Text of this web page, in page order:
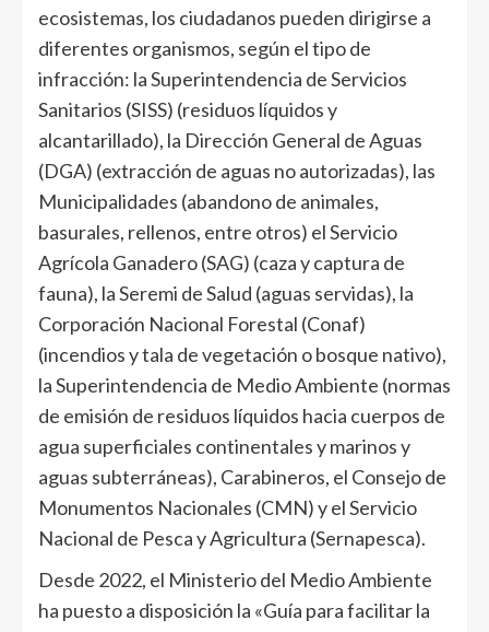
ecosistemas, los ciudadanos pueden dirigirse a
diferentes organismos, según el tipo de
infracción: la Superintendencia de Servicios
Sanitarios (SISS) (residuos líquidos y
alcantarillado), la Dirección General de Aguas
(DGA) (extracción de aguas no autorizadas), las
Municipalidades (abandono de animales,
basurales, rellenos, entre otros) el Servicio
Agrícola Ganadero (SAG) (caza y captura de
fauna), la Seremi de Salud (aguas servidas), la
Corporación Nacional Forestal (Conaf)
(incendios y tala de vegetación o bosque nativo),
la Superintendencia de Medio Ambiente (normas
de emisión de residuos líquidos hacia cuerpos de
agua superficiales continentales y marinos y
aguas subterráneas), Carabineros, el Consejo de
Monumentos Nacionales (CMN) y el Servicio
Nacional de Pesca y Agricultura (Sernapesca).
Desde 2022, el Ministerio del Medio Ambiente
ha puesto a disposición la «Guía para facilitar la